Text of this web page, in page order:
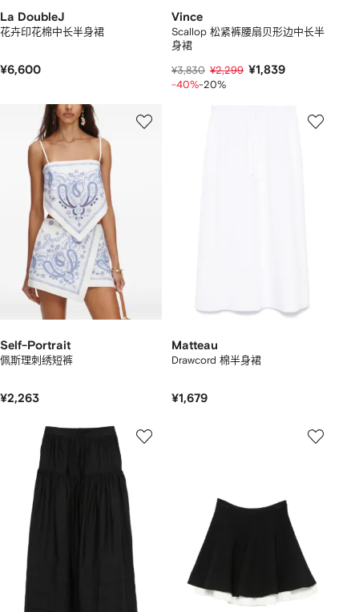
La DoubleJ
花卉印花棉中长半身裙
¥6,600
Vince
Scallop 松紧裤腰扇贝形边中长半
身裙
¥3,830 ¥2,299 ¥1,839
-40%-20%
Self-Portrait
佩斯理刺绣短裤
¥2,263
Matteau
Drawcord 棉半身裙
¥1,679